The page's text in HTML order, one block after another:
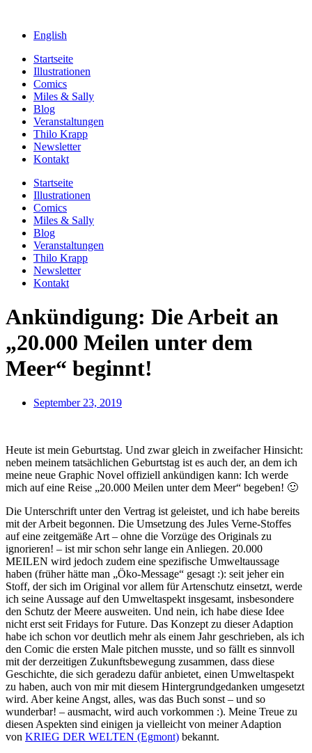
English
Startseite
Illustrationen
Comics
Miles & Sally
Blog
Veranstaltungen
Thilo Krapp
Newsletter
Kontakt
Startseite
Illustrationen
Comics
Miles & Sally
Blog
Veranstaltungen
Thilo Krapp
Newsletter
Kontakt
Ankündigung: Die Arbeit an
„20.000 Meilen unter dem
Meer“ beginnt!
September 23, 2019
Heute ist mein Geburtstag. Und zwar gleich in zweifacher Hinsicht:
neben meinem tatsächlichen Geburtstag ist es auch der, an dem ich
meine neue Graphic Novel offiziell ankündigen kann: Ich werde
mich auf eine Reise „20.000 Meilen unter dem Meer“ begeben! 🙂
Die Unterschrift unter den Vertrag ist geleistet, und ich habe bereits
mit der Arbeit begonnen. Die Umsetzung des Jules Verne-Stoffes
auf eine zeitgemäße Art – ohne die Vorzüge des Originals zu
ignorieren! – ist mir schon sehr lange ein Anliegen. 20.000
MEILEN wird jedoch zudem eine spezifische Umweltaussage
haben (früher hätte man „Öko-Message“ gesagt :): seit jeher ein
Stoff, der sich im Original vor allem für Artenschutz einsetzt, werde
ich seine Aussage auf den Umweltaspekt insgesamt, insbesondere
den Schutz der Meere ausweiten. Und nein, ich habe diese Idee
nicht erst seit Fridays for Future. Das Konzept zu dieser Adaption
habe ich schon vor deutlich mehr als einem Jahr geschrieben, als ich
den Comic die ersten Male pitchen musste, und so fällt es sinnvoll
mit der derzeitigen Zukunftsbewegung zusammen, dass diese
Geschichte, die sich geradezu dafür anbietet, einen Umweltaspekt
zu haben, auch von mir mit diesem Hintergrundgedanken umgesetzt
wird. Aber keine Angst, alles, was das Buch sonst – und so
wunderbar! – ausmacht, wird auch vorkommen :). Meine Treue zu
diesen Aspekten sind einigen ja vielleicht von meiner Adaption
von KRIEG DER WELTEN (Egmont) bekannt.